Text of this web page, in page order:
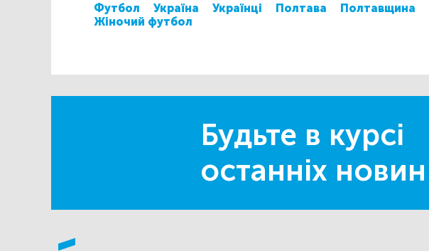
Футбол Україна Українці Полтава Полтавщина
Жіночий футбол
Будьте в курсі
останніх новин